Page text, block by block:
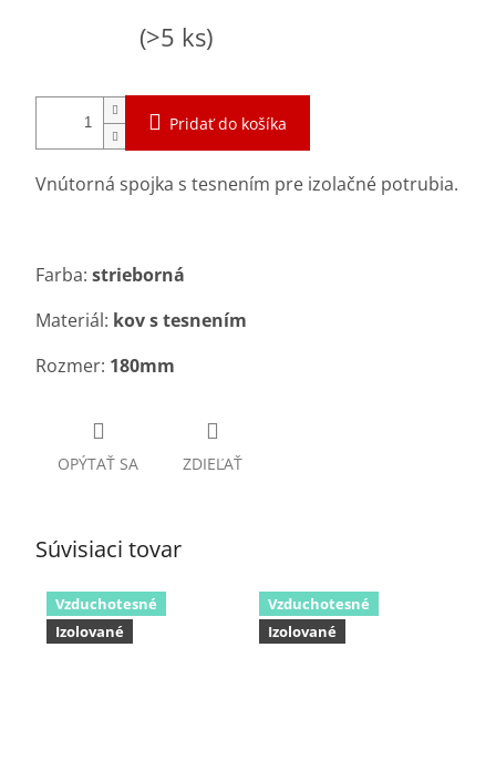
(>5 ks)
Pridať do košíka
Vnútorná spojka s tesnením pre izolačné potrubia.
Farba:strieborná
Materiál: kov s tesnením
Rozmer: 180mm
OPÝTAŤ SA ZDIEĽAŤ
Súvisiaci tovar
Vzduchotesné
Izolované
Vzduchotesné
Izolované